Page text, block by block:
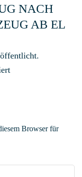
NACH
AB EL
Browser für